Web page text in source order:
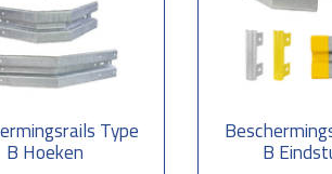
kwetsbare installaties en gebouwen, als
methode plaatsen wij de staanders h.o.h.
Type
B Hoeken B